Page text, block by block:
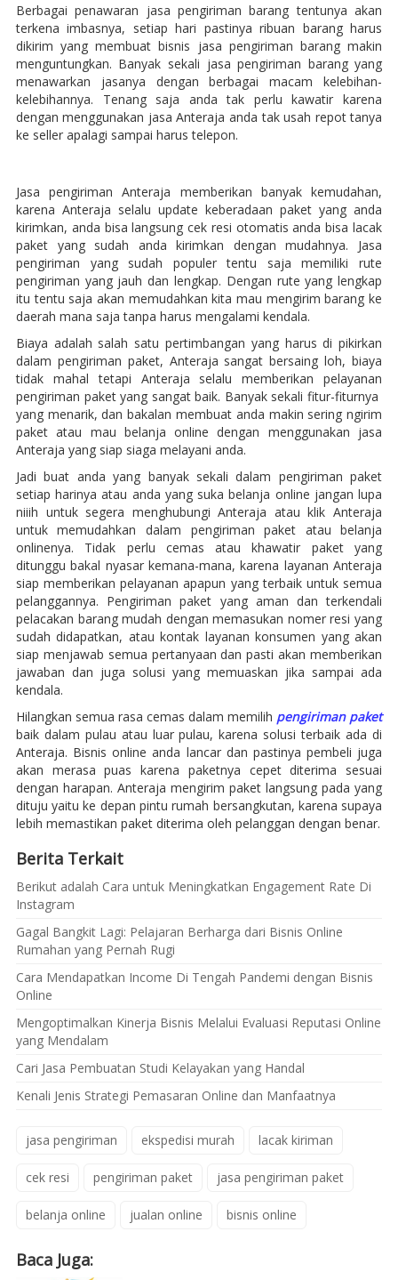
Berbagai penawaran jasa pengiriman barang tentunya akan
terkena imbasnya, setiap hari pastinya ribuan barang harus
dikirim yang membuat bisnis jasa pengiriman barang makin
menguntungkan. Banyak sekali jasa pengiriman barang yang
menawarkan jasanya dengan berbagai macam kelebihan-
kelebihannya. Tenang saja anda tak perlu kawatir karena
dengan menggunakan jasa Anteraja anda tak usah repot tanya
ke seller apalagi sampai harus telepon.
Jasa pengiriman Anteraja memberikan banyak kemudahan,
karena Anteraja selalu update keberadaan paket yang anda
kirimkan, anda bisa langsung cek resi otomatis anda bisa lacak
paket yang sudah anda kirimkan dengan mudahnya. Jasa
pengiriman yang sudah populer tentu saja memiliki rute
pengiriman yang jauh dan lengkap. Dengan rute yang lengkap
itu tentu saja akan memudahkan kita mau mengirim barang ke
daerah mana saja tanpa harus mengalami kendala.
Biaya adalah salah satu pertimbangan yang harus di pikirkan
dalam pengiriman paket, Anteraja sangat bersaing loh, biaya
tidak mahal tetapi Anteraja selalu memberikan pelayanan
pengiriman paket yang sangat baik. Banyak sekali fitur-fiturnya
yang menarik, dan bakalan membuat anda makin sering ngirim
paket atau mau belanja online dengan menggunakan jasa
Anteraja yang siap siaga melayani anda.
Jadi buat anda yang banyak sekali dalam pengiriman paket
setiap harinya atau anda yang suka belanja online jangan lupa
niiih untuk segera menghubungi Anteraja atau klik Anteraja
untuk memudahkan dalam pengiriman paket atau belanja
onlinenya. Tidak perlu cemas atau khawatir paket yang
ditunggu bakal nyasar kemana-mana, karena layanan Anteraja
siap memberikan pelayanan apapun yang terbaik untuk semua
pelanggannya. Pengiriman paket yang aman dan terkendali
pelacakan barang mudah dengan memasukan nomer resi yang
sudah didapatkan, atau kontak layanan konsumen yang akan
siap menjawab semua pertanyaan dan pasti akan memberikan
jawaban dan juga solusi yang memuaskan jika sampai ada
kendala.
Hilangkan semua rasa cemas dalam memilih pengiriman paket
baik dalam pulau atau luar pulau, karena solusi terbaik ada di
Anteraja. Bisnis online anda lancar dan pastinya pembeli juga
akan merasa puas karena paketnya cepet diterima sesuai
dengan harapan. Anteraja mengirim paket langsung pada yang
dituju yaitu ke depan pintu rumah bersangkutan, karena supaya
lebih memastikan paket diterima oleh pelanggan dengan benar.
Berita Terkait
Berikut adalah Cara untuk Meningkatkan Engagement Rate Di
Instagram
Gagal Bangkit Lagi: Pelajaran Berharga dari Bisnis Online
Rumahan yang Pernah Rugi
Cara Mendapatkan Income Di Tengah Pandemi dengan Bisnis
Online
Mengoptimalkan Kinerja Bisnis Melalui Evaluasi Reputasi Online
yang Mendalam
Cari Jasa Pembuatan Studi Kelayakan yang Handal
Kenali Jenis Strategi Pemasaran Online dan Manfaatnya
jasa pengiriman ekspedisi murah lacak kiriman
cek resi pengiriman paket jasa pengiriman paket
belanja online jualan online bisnis online
Baca Juga: